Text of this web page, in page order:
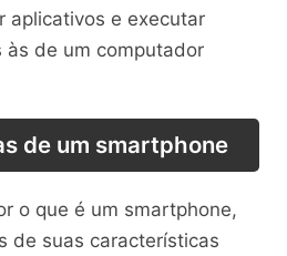
aplicativos e executar
de um computador
de um smartphone
o que é um smartphone,
de suas características